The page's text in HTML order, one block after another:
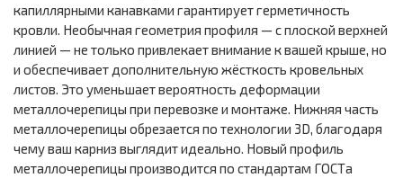
капиллярными канавками гарантирует герметичность
кровли. Необычная геометрия профиля — с плоской верхней
линией — не только привлекает внимание к вашей крыше, но
и обеспечивает дополнительную жёсткость кровельных
листов. Это уменьшает вероятность деформации
металлочерепицы при перевозке и монтаже. Нижняя часть
металлочерепицы обрезается по технологии 3D, благодаря
чему ваш карниз выглядит идеально. Новый профиль
металлочерепицы производится по стандартам ГОСТа